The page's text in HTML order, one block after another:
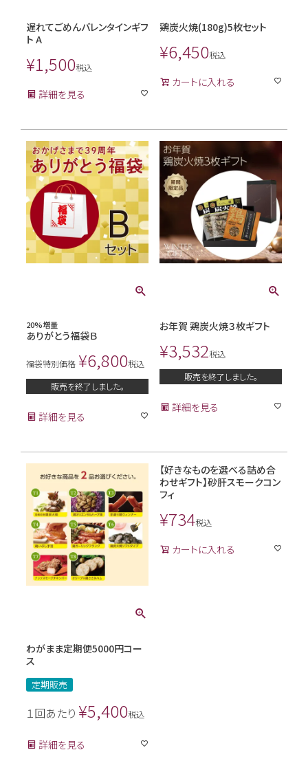
遅れてごめんバレンタインギフ
ト A
¥1,500税込
詳細を見る
鶏炭火焼(180g)5枚セット
¥6,450税込
カートに入れる
20%増量
ありがとう福袋Ｂ
福袋特別価格 ¥6,800税込
販売を終了しました。
詳細を見る
お年賀 鶏炭火焼３枚ギフト
¥3,532税込
販売を終了しました。
詳細を見る
わがまま定期便5000円コー
ス
定期販売
１回あたり ¥5,400税込
詳細を見る
【好きなものを選べる詰め合
わせギフト】砂肝スモークコン
フィ
¥734税込
カートに入れる